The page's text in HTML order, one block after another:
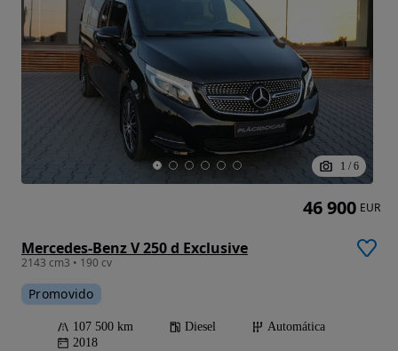
1 / 6
Mercedes-Benz V 250 d Exclusive
2143 cm3 • 190 cv
Promovido
107 500 km Diesel
Automática
2018
46 900 EUR